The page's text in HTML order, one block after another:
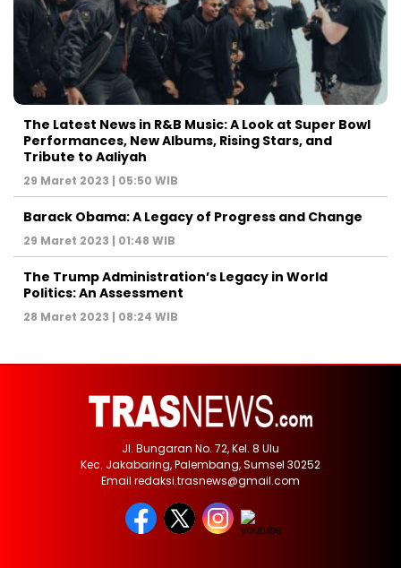
The Latest News in R&B Music: A Look at Super Bowl
Performances, New Albums, Rising Stars, and
Tribute to Aaliyah
29 Maret 2023 | 05:50 WIB
Barack Obama: A Legacy of Progress and Change
29 Maret 2023 | 01:48 WIB
The Trump Administration’s Legacy in World
Politics: An Assessment
28 Maret 2023 | 08:24 WIB
Jl. Bungaran No. 72, Kel. 8 Ulu
Kec. Jakabaring, Palembang, Sumsel 30252
Email redaksi.trasnews@gmail.com